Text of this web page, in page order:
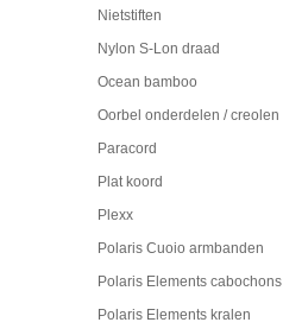
Nietstiften
Nylon S-Lon draad
Ocean bamboo
Oorbel onderdelen / creolen
Paracord
Plat koord
Plexx
Polaris Cuoio armbanden
Polaris Elements cabochons
Polaris Elements kralen